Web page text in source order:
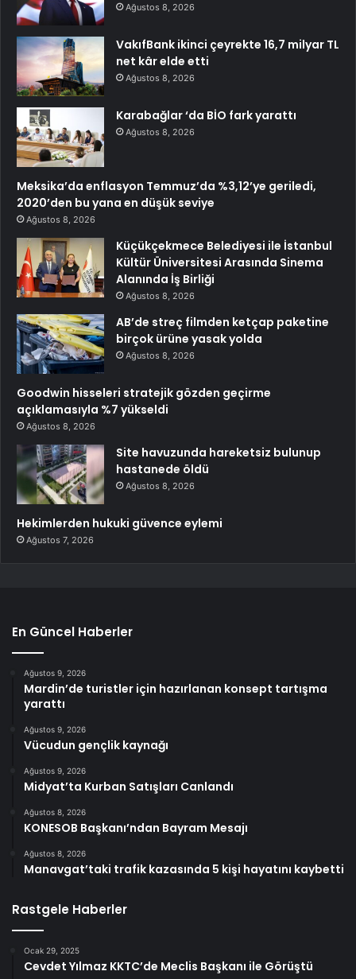
Ağustos 8, 2026
VakıfBank ikinci çeyrekte 16,7 milyar TL
net kâr elde etti
Ağustos 8, 2026
Karabağlar ‘da BİO fark yarattı
Ağustos 8, 2026
Meksika’da enflasyon Temmuz’da %3,12’ye geriledi,
2020’den bu yana en düşük seviye
Ağustos 8, 2026
Küçükçekmece Belediyesi ile İstanbul
Kültür Üniversitesi Arasında Sinema
Alanında İş Birliği
Ağustos 8, 2026
AB’de streç filmden ketçap paketine
birçok ürüne yasak yolda
Ağustos 8, 2026
Goodwin hisseleri stratejik gözden geçirme
açıklamasıyla %7 yükseldi
Ağustos 8, 2026
Site havuzunda hareketsiz bulunup
hastanede öldü
Ağustos 8, 2026
Hekimlerden hukuki güvence eylemi
Ağustos 7, 2026
En Güncel Haberler
Ağustos 9, 2026
Mardin’de turistler için hazırlanan konsept tartışma
yarattı
Ağustos 9, 2026
Vücudun gençlik kaynağı
Ağustos 9, 2026
Midyat’ta Kurban Satışları Canlandı
Ağustos 8, 2026
KONESOB Başkanı’ndan Bayram Mesajı
Ağustos 8, 2026
Manavgat’taki trafik kazasında 5 kişi hayatını kaybetti
Rastgele Haberler
Ocak 29, 2025
Cevdet Yılmaz KKTC’de Meclis Başkanı ile Görüştü